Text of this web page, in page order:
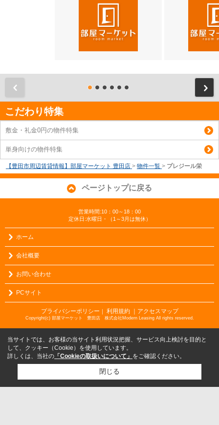
こだわり特集
敷金・礼金0円の物件特集
単身向けの物件特集
【豊田市周辺賃貸情報】部屋マーケット 豊田店 > 物件一覧 > プレジール栄
ページトップに戻る
営業時間:10：00～18：00
定休日:水曜日・（1～3月は無休）
ホーム
会社概要
お問い合わせ
PCサイト
プライバシーポリシー 利用規約 ｜アクセスマップ
Copyright(c) 部屋マーケット 豊田店 株式会社Modern Leasing All rights reserved.
当サイトでは、お客様の当サイト利用状況把握、サービス向上検討を目的と
して、クッキー（Cookie）を使用しています。
詳しくは、当社の 「Cookieの取扱いについて」 をご確認ください。
閉じる